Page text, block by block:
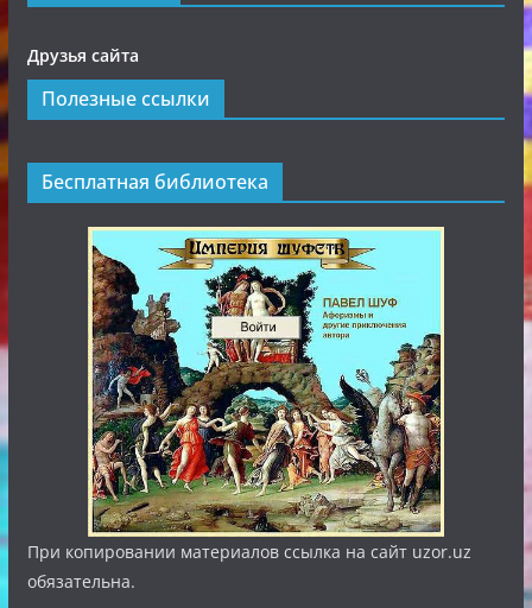
Друзья сайта
Полезные ссылки
Бесплатная библиотека
При копировании материалов ссылка на сайт uzor.uz
обязательна.